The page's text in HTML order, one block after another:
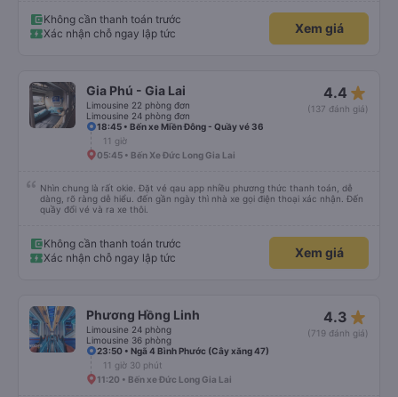
Không cần thanh toán trước
Xác nhận chỗ ngay lập tức
Xem giá
Gia Phú - Gia Lai
Limousine 22 phòng đơn
Limousine 24 phòng đơn
4.4 star_rate
(137 đánh giá)
18:45 • Bến xe Miền Đông - Quầy vé 36
11 giờ
05:45 • Bến Xe Đức Long Gia Lai
Nhìn chung là rất okie. Đặt vé qau app nhiều phương thức thanh toán, dễ
dàng, rõ ràng dễ hiểu. đến gần ngày thì nhà xe gọi điện thoại xác nhận. Đến
quầy đổi vé và ra xe thôi.
Không cần thanh toán trước
Xác nhận chỗ ngay lập tức
Xem giá
Phương Hồng Linh
Limousine 24 phòng
Limousine 36 phòng
4.3 star_rate
(719 đánh giá)
23:50 • Ngã 4 Bình Phước (Cây xăng 47)
11 giờ 30 phút
11:20 • Bến xe Đức Long Gia Lai